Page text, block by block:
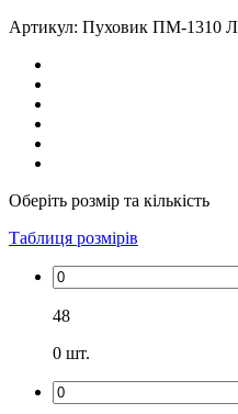
Артикул: Пуховик ПМ-1310
Оберіть розмір та кількість
Таблиця розмірів
48
0 шт.